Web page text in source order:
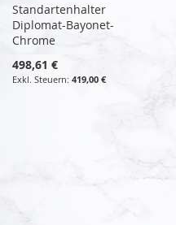
Standartenhalter
Diplomat-Bayonet-
Chrome
498,61 €
419,00 €